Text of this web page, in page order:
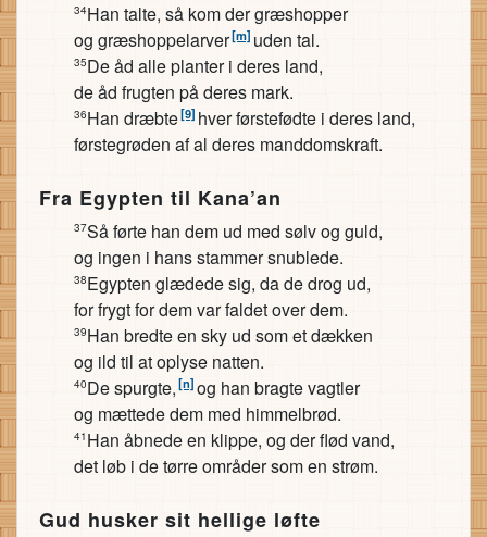
34Han talte, så kom der græshopper
og græshoppelarver[m]uden tal.
35De åd alle planter i deres land,
de åd frugten på deres mark.
36Han dræbte[9]hver førstefødte i deres land,
førstegrøden af al deres manddomskraft.
Fra Egypten til Kana’an
37Så førte han dem ud med sølv og guld,
og ingen i hans stammer snublede.
38Egypten glædede sig, da de drog ud,
for frygt for dem var faldet over dem.
39Han bredte en sky ud som et dækken
og ild til at oplyse natten.
40De spurgte,[n]og han bragte vagtler
og mættede dem med himmelbrød.
41 Han åbnede en klippe, og der flød vand,
det løb i de tørre områder som en strøm.
Gud husker sit hellige løfte